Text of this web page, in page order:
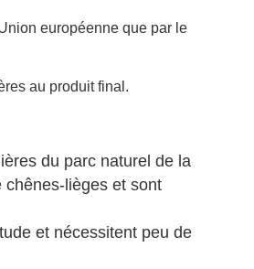
européenne que par le
au produit final.
du parc naturel de la
chênes-lièges et sont
et nécessitent peu de